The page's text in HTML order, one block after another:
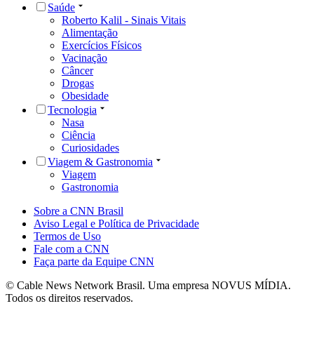
Saúde
Roberto Kalil - Sinais Vitais
Alimentação
Exercícios Físicos
Vacinação
Câncer
Drogas
Obesidade
Tecnologia
Nasa
Ciência
Curiosidades
Viagem & Gastronomia
Viagem
Gastronomia
Sobre a CNN Brasil
Aviso Legal e Política de Privacidade
Termos de Uso
Fale com a CNN
Faça parte da Equipe CNN
© Cable News Network Brasil. Uma empresa NOVUS MÍDIA.
Todos os direitos reservados.